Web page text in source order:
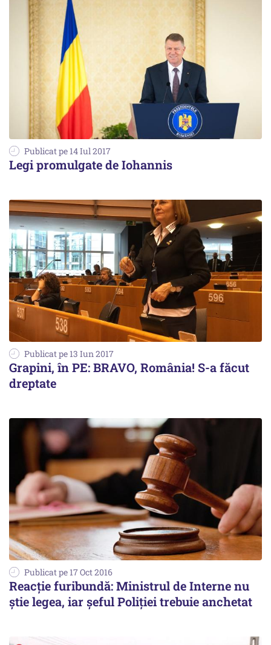
Publicat pe 14 Iul 2017
Legi promulgate de Iohannis
Publicat pe 13 Iun 2017
Grapini, în PE: BRAVO, România! S-a făcut
dreptate
Publicat pe 17 Oct 2016
Reacție furibundă: Ministrul de Interne nu
știe legea, iar șeful Poliției trebuie anchetat